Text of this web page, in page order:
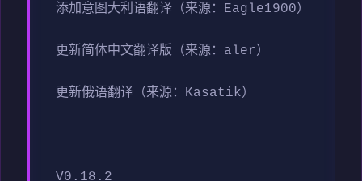
添加意图大利语翻译（来源：Eagle1900）
更新简体中文翻译版（来源：aler）
更新俄语翻译（来源：Kasatik）
V0.18.2